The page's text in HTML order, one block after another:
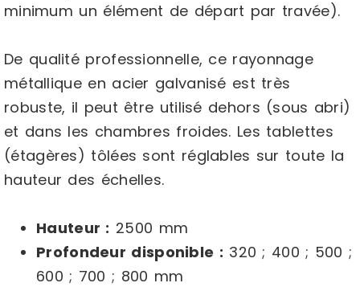
minimum un élément de départ par travée).
De qualité professionnelle, ce rayonnage
métallique en acier galvanisé est très
robuste, il peut être utilisé dehors (sous abri)
et dans les chambres froides. Les tablettes
(étagères) tôlées sont réglables sur toute la
hauteur des échelles.
Hauteur : 2500 mm
Profondeur disponible : 320 ; 400 ; 500 ;
600 ; 700 ; 800 mm